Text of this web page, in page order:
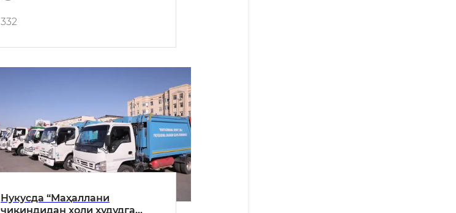
332
Нукусда “Маҳаллани
чиқиндидан холи ҳудудга